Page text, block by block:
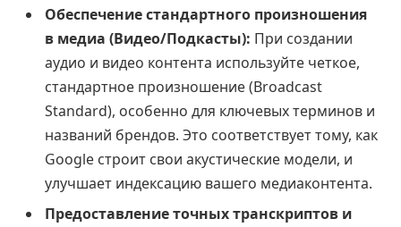
Обеспечение стандартного произношения
в медиа (Видео/Подкасты): При создании
аудио и видео контента используйте четкое,
стандартное произношение (Broadcast
Standard), особенно для ключевых терминов и
названий брендов. Это соответствует тому, как
Google строит свои акустические модели, и
улучшает индексацию вашего медиаконтента.
Предоставление точных транскриптов и